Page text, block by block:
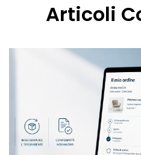
Articoli